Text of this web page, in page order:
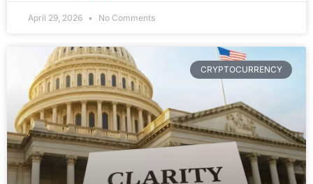
April 29, 2026 No Comments
CRYPTOCURRENCY